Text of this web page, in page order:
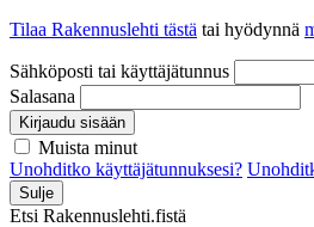
Tilaa Rakennuslehti tästä tai hyödynnä
Sähköposti tai käyttäjätunnus
Salasana
Kirjaudu sisään
Muista minut
Unohditko käyttäjätunnuksesi?
Sulje
Etsi Rakennuslehti.fistä